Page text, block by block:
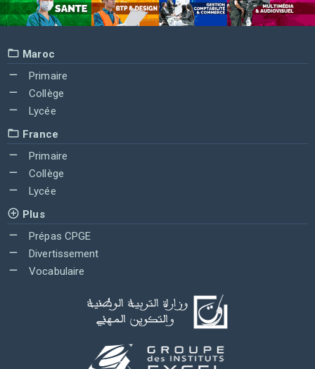
Maroc
Primaire
Collège
Lycée
France
Primaire
Collège
Lycée
Plus
Prépas CPGE
Divertissement
Vocabulaire